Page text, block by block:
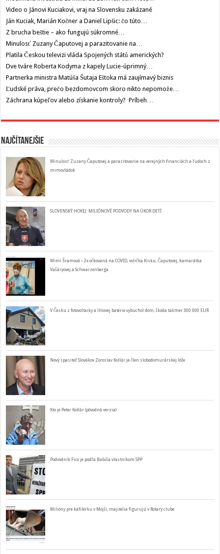
Video o Jánovi Kuciakovi, vraj na Slovensku zakázané
Ján Kuciak, Marián Kočner a Daniel Lipšic: čo túto…
Z brucha beštie – ako fungujú súkromné…
Minulosť Zuzany Čaputovej a parazitovanie na…
Platila Českou televizi vláda Spojených států amerických?
Dve tváre Roberta Kodyma z kapely Lucie-úprimný…
Partnerka ministra Matúša Šutaja Eštoka má zaujímavý biznis
Ľudské práva, prečo bezdomovcom skoro nikto nepomože…
Záchrana kúpeľov alebo získanie kontroly? Príbeh…
Najčítanejšie
Minulosť Zuzany Čaputovej a parazitovanie na verejných financiách a ľudoch z
mimovládok
SLOVENSKÝ HOKEJ: MILIÓNOVÉ PODVODY NA ÚKOR DETÍ
Mimi Šramová – 2x očkovaná na COVID, volička Kisku, Čaputovej, kamarátka
Vašáryovej a Schwarzenberga
V Česku z fotovoltaiky a lítiovej batérie vybuchol dom, škoda takmer 300 000 EUR
Nový spasiteľ Slovákov Zoroslav Kollár je člen slobodomurárskej lóže
Kto je Peter Kotlár (pôvodná verzia)
Podvodník Fico je podľa Babiša vlastníkom SPP
Milióny pre kafilérku v Mojši, majitelia figurujú v Rotary clube